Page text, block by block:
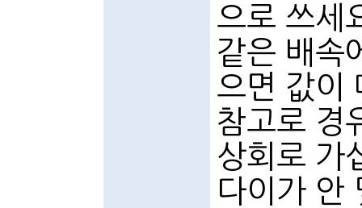
으로 쓰세
같은 배속
으면 값이
참고로 경
상회로 가
다이가 안